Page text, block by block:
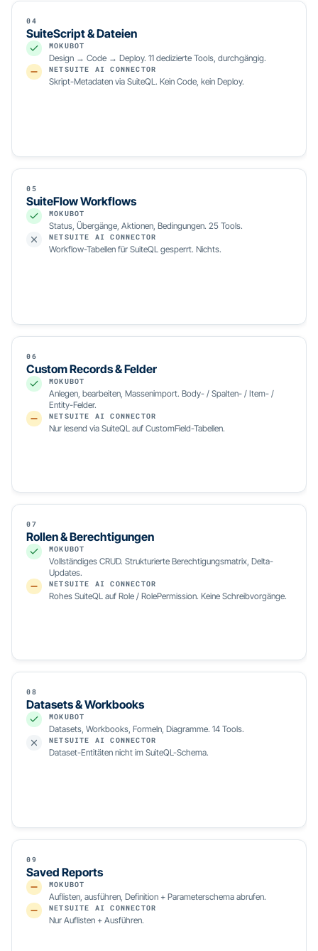
04
SuiteScript & Dateien
MOKUBOT
Design → Code → Deploy. 11 dedizierte Tools, durchgängig.
NETSUITE AI CONNECTOR
Skript-Metadaten via SuiteQL. Kein Code, kein Deploy.
05
SuiteFlow Workflows
MOKUBOT
Status, Übergänge, Aktionen, Bedingungen. 25 Tools.
NETSUITE AI CONNECTOR
Workflow-Tabellen für SuiteQL gesperrt. Nichts.
06
Custom Records & Felder
MOKUBOT
Anlegen, bearbeiten, Massenimport. Body- / Spalten- / Item- /
Entity-Felder.
NETSUITE AI CONNECTOR
Nur lesend via SuiteQL auf CustomField-Tabellen.
07
Rollen & Berechtigungen
MOKUBOT
Vollständiges CRUD. Strukturierte Berechtigungsmatrix, Delta-
Updates.
NETSUITE AI CONNECTOR
Rohes SuiteQL auf Role / RolePermission. Keine Schreibvorgänge.
08
Datasets & Workbooks
MOKUBOT
Datasets, Workbooks, Formeln, Diagramme. 14 Tools.
NETSUITE AI CONNECTOR
Dataset-Entitäten nicht im SuiteQL-Schema.
09
Saved Reports
MOKUBOT
Auflisten, ausführen, Definition + Parameterschema abrufen.
NETSUITE AI CONNECTOR
Nur Auflisten + Ausführen.